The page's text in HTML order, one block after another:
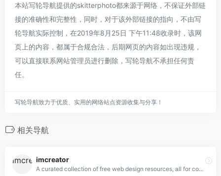
本站写轮导航提供的skitterphoto都来源于网络，不保证外部链
接的准确性和完整性，同时，对于该外部链接的指向，不由写
轮导航实际控制，在2019年8月25日 下午11:48收录时，该网
页上的内容，都属于合规合法，后期网页的内容如出现违规，
可以直接联系网站管理员进行删除，写轮导航不承担任何责
任。
写轮导航致力于优质、实用的网络站点资源收集与分享！
相关导航
imcreator
A curated collection of free web design resources, all for commercial use.